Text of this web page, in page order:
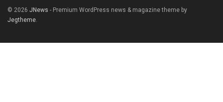
© 2026 JNews - Premium WordPress news & magazine theme by
Jegtheme.